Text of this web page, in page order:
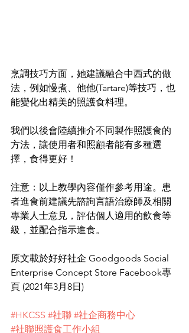
烹調技巧方面，她建議融合中西式的做
法，例如慢煮、他他(Tartare)等技巧，也
能變化出精美的照護食料理。
我們以後會陸續推介不同製作照護食的
方法，讓使用者和照顧者能有多種選
擇，食得更好！
注意：以上教學內容僅作參考用途。患
者進食前建議先諮詢言語治療師及相關
專業人士意見，評估個人適用的飲食等
級，並配合指示進食。
原文載於好好社企 Goodgoods Social
Enterprise Concept Store Facebook專
頁 (2021年3月8日)
#HKCSS #社聯 #社企商務中心
#社聯照護食工作小組